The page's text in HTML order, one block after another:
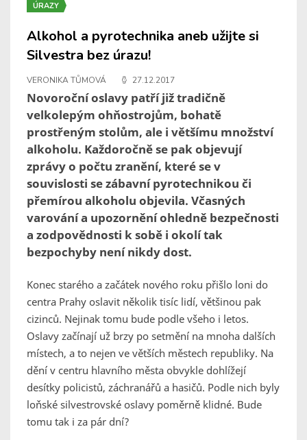
ÚRAZY
Alkohol a pyrotechnika aneb užijte si
Silvestra bez úrazu!
VERONIKA TŮMOVÁ 27.12.2017
Novoroční oslavy patří již tradičně
velkolepým ohňostrojům, bohatě
prostřeným stolům, ale i většímu množství
alkoholu. Každoročně se pak objevují
zprávy o počtu zranění, které se v
souvislosti se zábavní pyrotechnikou či
přemírou alkoholu objevila. Včasných
varování a upozornění ohledně bezpečnosti
a zodpovědnosti k sobě i okolí tak
bezpochyby není nikdy dost.
Konec starého a začátek nového roku přišlo loni do
centra Prahy oslavit několik tisíc lidí, většinou pak
cizinců. Nejinak tomu bude podle všeho i letos.
Oslavy začínají už brzy po setmění na mnoha dalších
místech, a to nejen ve větších městech republiky. Na
dění v centru hlavního města obvykle dohlížejí
desítky policistů, záchranářů a hasičů. Podle nich byly
loňské silvestrovské oslavy poměrně klidné. Bude
tomu tak i za pár dní?